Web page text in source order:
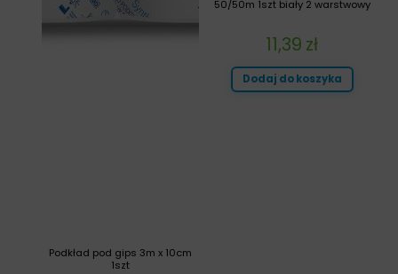
50/50m 1szt biały 2 warstwowy
11,39 zł
Dodaj do koszyka
Podkład pod gips 3m x 10cm
1szt